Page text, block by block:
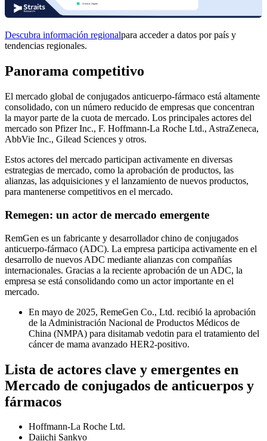
Descubra información regionalpara acceder a datos por país y
tendencias regionales.
Panorama competitivo
El mercado global de conjugados anticuerpo-fármaco está altamente
consolidado, con un número reducido de empresas que concentran
la mayor parte de la cuota de mercado. Los principales actores del
mercado son Pfizer Inc., F. Hoffmann-La Roche Ltd., AstraZeneca,
AbbVie Inc., Gilead Sciences y otros.
Estos actores del mercado participan activamente en diversas
estrategias de mercado, como la aprobación de productos, las
alianzas, las adquisiciones y el lanzamiento de nuevos productos,
para mantenerse competitivos en el mercado.
Remegen: un actor de mercado emergente
RemGen es un fabricante y desarrollador chino de conjugados
anticuerpo-fármaco (ADC). La empresa participa activamente en el
desarrollo de nuevos ADC mediante alianzas con compañías
internacionales. Gracias a la reciente aprobación de un ADC, la
empresa se está consolidando como un actor importante en el
mercado.
En mayo de 2025, RemeGen Co., Ltd. recibió la aprobación
de la Administración Nacional de Productos Médicos de
China (NMPA) para disitamab vedotin para el tratamiento del
cáncer de mama avanzado HER2-positivo.
Lista de actores clave y emergentes en
Mercado de conjugados de anticuerpos y
fármacos
Hoffmann-La Roche Ltd.
Daiichi Sankyo